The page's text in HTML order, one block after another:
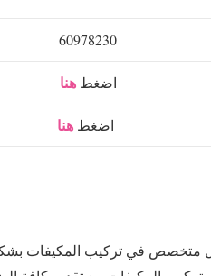
60978230
اضغطهنا
اضغط هنا
متخصص في تركيب المكيفات